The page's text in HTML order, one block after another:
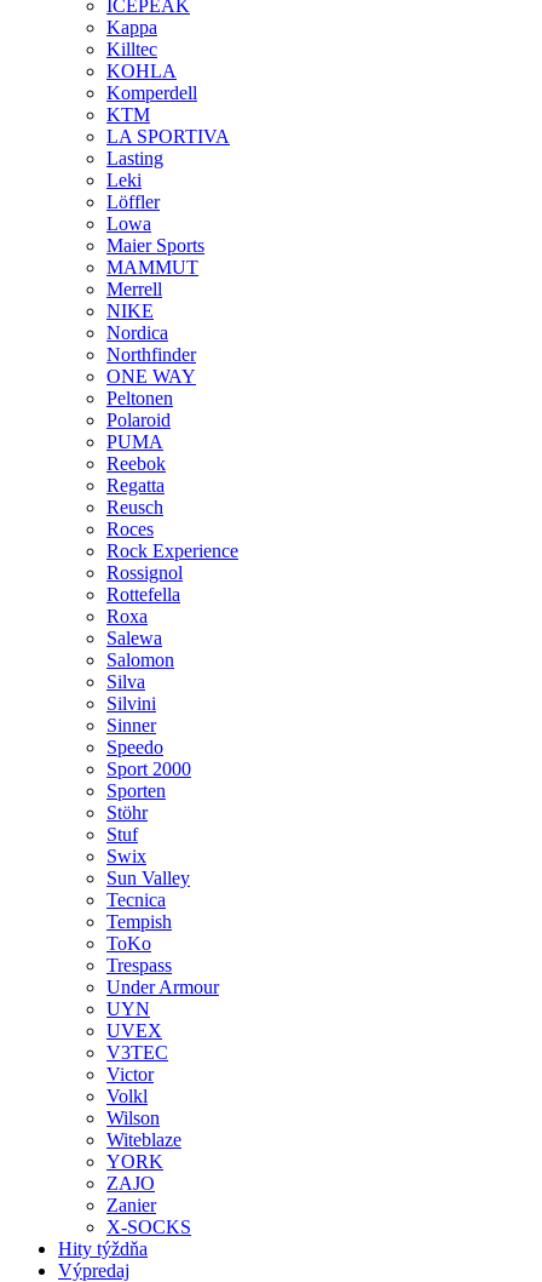
ICEPEAK
Kappa
Killtec
KOHLA
Komperdell
KTM
LA SPORTIVA
Lasting
Leki
Löffler
Lowa
Maier Sports
MAMMUT
Merrell
NIKE
Nordica
Northfinder
ONE WAY
Peltonen
Polaroid
PUMA
Reebok
Regatta
Reusch
Roces
Rock Experience
Rossignol
Rottefella
Roxa
Salewa
Salomon
Silva
Silvini
Sinner
Speedo
Sport 2000
Sporten
Stöhr
Stuf
Swix
Sun Valley
Tecnica
Tempish
ToKo
Trespass
Under Armour
UYN
UVEX
V3TEC
Victor
Volkl
Wilson
Witeblaze
YORK
ZAJO
Zanier
X-SOCKS
Hity týždňa
Výpredaj